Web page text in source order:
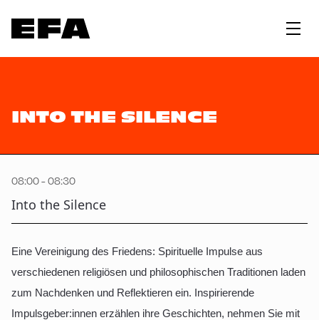
INTO THE SILENCE
08:00 - 08:30
Into the Silence
Eine Vereinigung des Friedens: Spirituelle Impulse aus
verschiedenen religiösen und philosophischen Traditionen laden
zum Nachdenken und Reflektieren ein. Inspirierende
Impulsgeber:innen erzählen ihre Geschichten, nehmen Sie mit